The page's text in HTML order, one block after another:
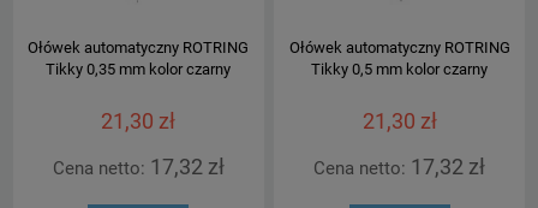
Ołówek automatyczny ROTRING
Tikky 0,35 mm kolor czarny
21,30 zł
Cena netto: 17,32 zł
Ołówek automatyczny ROTRING
Tikky 0,5 mm kolor czarny
21,30 zł
Cena netto: 17,32 zł